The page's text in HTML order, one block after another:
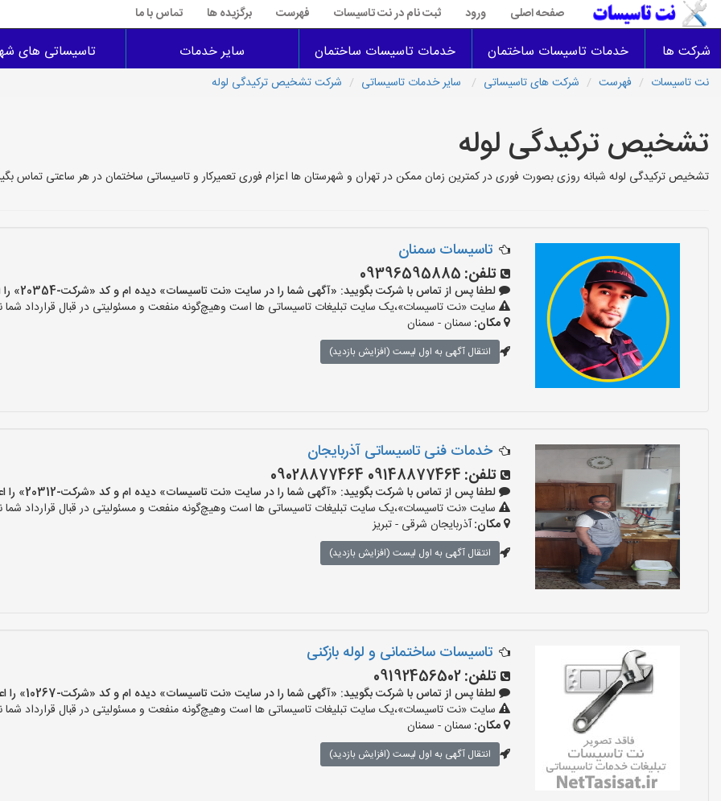
صفحه اصلی ورود ثبت نام در نت تاسیسات فهرست برگزیده ها تماس با ما
شرکت ها خدمات تاسیسات ساختمان خدمات تاسیسات ساختمان سایر خدمات تاسیساتی های
نت تاسیسات فهرست شرکت های تاسیساتی سایر خدمات تاسیساتی شرکت تشخیص ترکیدگی لوله
تشخیص ترکیدگی لوله
تشخیص ترکیدگی لوله شبانه روزی بصورت فوری در کمترین زمان ممکن در تهران و شهرستان ها اعزام فوری تعمیرکار و تاسیساتی ساختمان در هر ساعتی تماس
تاسیسات سمنان
تلفن: 09396595885
لطفا پس از تماس با شرکت بگویید: «آگهی شما را در سایت «نت تاسیسات» دیده ام و کد «شرکت-20354» را اعلام کنید»
سایت «نت تاسیسات»،یک سایت تبلیغات تاسیساتی ها است وهیچ‌گونه منفعت و مسئولیتی در قبال قرارداد شما
مکان: سمنان - سمنان
انتقال آگهی به اول لیست (افزایش بازدید)
خدمات فنی تاسیساتی آذربایجان
تلفن: 09148877464 09028877464
لطفا پس از تماس با شرکت بگویید: «آگهی شما را در سایت «نت تاسیسات» دیده ام و کد «شرکت-20312» را اعلام کنید»
سایت «نت تاسیسات»،یک سایت تبلیغات تاسیساتی ها است وهیچ‌گونه منفعت و مسئولیتی در قبال قرارداد شما
مکان:آذربایجان شرقی - تبریز
انتقال آگهی به اول لیست (افزایش بازدید)
تاسیسات ساختمانی و لوله بازکنی
تلفن:09192456502
لطفا پس از تماس با شرکت بگویید: «آگهی شما را در سایت «نت تاسیسات» دیده ام و کد «شرکت-10267» را اعلام کنید»
سایت «نت تاسیسات»،یک سایت تبلیغات تاسیساتی ها است وهیچ‌گونه منفعت و مسئولیتی در قبال قرارداد شما
مکان: سمنان - سمنان
انتقال آگهی به اول لیست (افزایش بازدید)